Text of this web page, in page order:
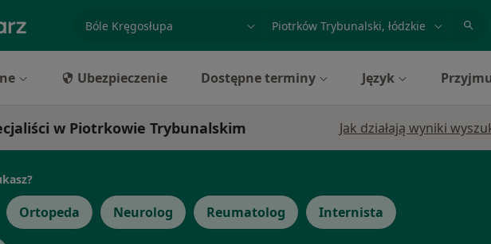
specjalizacja, badanie lub nazwiskomiasto lub dzielnica
Ubezpieczenie Dostępne terminy Język
w Piotrkowie Trybunalskim Jak działają wyniki
Ortopeda Neurolog Reumatolog Internista